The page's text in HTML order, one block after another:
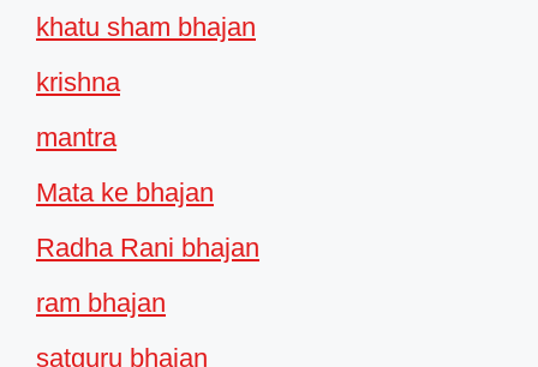
khatu sham bhajan
krishna
mantra
Mata ke bhajan
Radha Rani bhajan
ram bhajan
satguru bhajan